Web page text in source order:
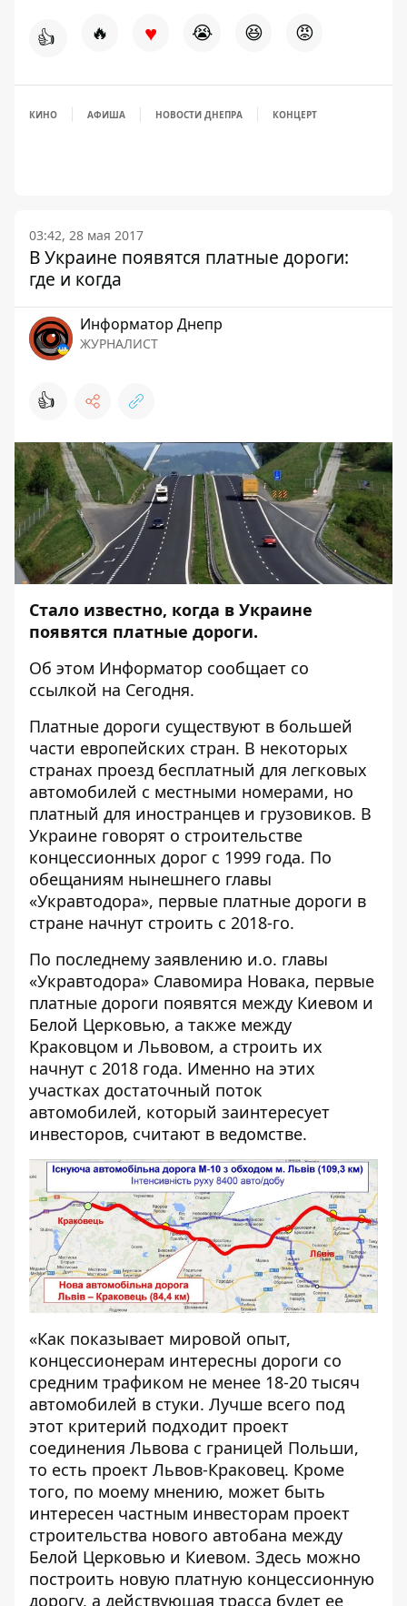
👍 🔥 ♥ 😭 😆 😡
КИНО АФИША НОВОСТИ ДНЕПРА КОНЦЕРТ
03:42, 28 мая 2017
В Украине появятся платные дороги:
где и когда
Информатор Днепр
ЖУРНАЛИСТ
👍
Стало известно, когда в Украине
появятся платные дороги.
Об этом Информатор сообщает со
ссылкой на Сегодня.
Платные дороги существуют в большей
части европейских стран. В некоторых
странах проезд бесплатный для легковых
автомобилей с местными номерами, но
платный для иностранцев и грузовиков. В
Украине говорят о строительстве
концессионных дорог с 1999 года. По
обещаниям нынешнего главы
«Укравтодора», первые платные дороги в
стране начнут строить с 2018-го.
По последнему заявлению и.о. главы
«Укравтодора» Славомира Новака, первые
платные дороги появятся между Киевом и
Белой Церковью, а также между
Краковцом и Львовом, а строить их
начнут с 2018 года. Именно на этих
участках достаточный поток
автомобилей, который заинтересует
инвесторов, считают в ведомстве.
«Как показывает мировой опыт,
концессионерам интересны дороги со
средним трафиком не менее 18-20 тысяч
автомобилей в стуки. Лучше всего под
этот критерий подходит проект
соединения Львова с границей Польши,
то есть проект Львов-Краковец. Кроме
того, по моему мнению, может быть
интересен частным инвесторам проект
строительства нового автобана между
Белой Церковью и Киевом. Здесь можно
построить новую платную концессионную
дорогу, а действующая трасса будет ее